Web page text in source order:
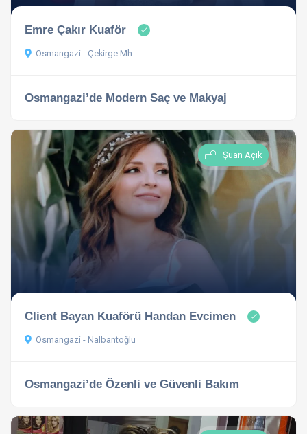
Emre Çakır Kuaför
Osmangazi - Çekirge Mh.
Osmangazi’de Modern Saç ve Makyaj
Şuan Açık
Client Bayan Kuaförü Handan Evcimen
Osmangazi - Nalbantoğlu
Osmangazi’de Özenli ve Güvenli Bakım